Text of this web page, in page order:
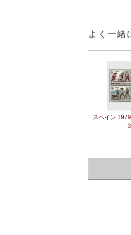
よく一緒
スペイン